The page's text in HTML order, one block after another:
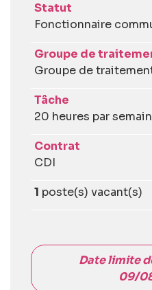
Statut
Fonctionnaire
Groupe de
Groupe de
Tâche
20 heures par
Contrat
CDI
1 poste(s) vacant(s)
Date limite
09/